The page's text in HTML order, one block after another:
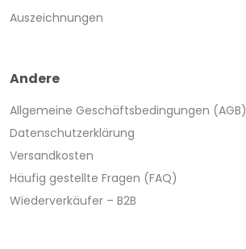
Auszeichnungen
Andere
Allgemeine Geschäftsbedingungen (AGB)
Datenschutzerklärung
Versandkosten
Häufig gestellte Fragen (FAQ)
Wiederverkäufer – B2B